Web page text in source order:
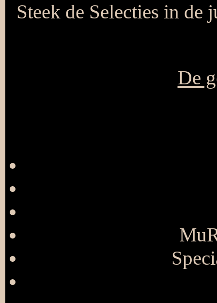
Steek de Selecties in de
De